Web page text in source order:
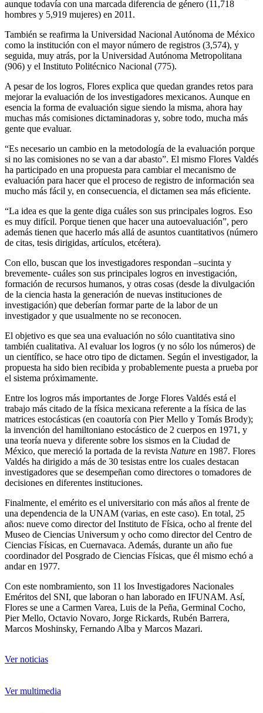
aunque todavía con una marcada diferencia de género (11,718
hombres y 5,919 mujeres) en 2011.
También se reafirma la Universidad Nacional Autónoma de México
como la institución con el mayor número de registros (3,574), y
seguida, muy atrás, por la Universidad Autónoma Metropolitana
(906) y el Instituto Politécnico Nacional (775).
A pesar de los logros, Flores explica que quedan grandes retos para
mejorar la evaluación de los investigadores mexicanos. Aunque en
esencia la forma de evaluación sigue siendo la misma, ahora hay
muchas más comisiones dictaminadoras y, sobre todo, mucha más
gente que evaluar.
“Es necesario un cambio en la metodología de la evaluación porque
si no las comisiones no se van a dar abasto”. El mismo Flores Valdés
ha participado en una propuesta para cambiar el mecanismo de
evaluación para hacer que el proceso de registro de información sea
mucho más fácil y, en consecuencia, el dictamen sea más eficiente.
“La idea es que la gente diga cuáles son sus principales logros. Eso
es muy difícil. Porque tienen que hacer una autoevaluación”, pero
además tienen que hacerlo más allá de asuntos cuantitativos (número
de citas, tesis dirigidas, artículos, etcétera).
Con ello, buscan que los investigadores respondan –sucinta y
brevemente- cuáles son sus principales logros en investigación,
formación de recursos humanos, y otras cosas (desde la divulgación
de la ciencia hasta la generación de nuevas instituciones de
investigación) que deberían formar parte de la labor de un
investigador y que usualmente no se reconocen.
El objetivo es que sea una evaluación no sólo cuantitativa sino
también cualitativa. Al evaluar los logros (y no sólo los números) de
un científico, se hace otro tipo de dictamen. Según el investigador, la
propuesta ha sido bien recibida y probablemente puesta a prueba por
el sistema próximamente.
Entre los logros más importantes de Jorge Flores Valdés está el
trabajo más citado de la física mexicana referente a la física de las
matrices estocásticas (en coautoría con Pier Mello y Tomás Brody);
la invención del hamiltoniano estocástico de 2 cuerpos en 1971, y
una teoría nueva y diferente sobre los sismos en la Ciudad de
México, que mereció la portada de la revista Nature en 1987. Flores
Valdés ha dirigido a más de 30 tesistas entre los cuales destacan
investigadores que se desempeñan como directores o tomadores de
decisiones en diferentes instituciones.
Finalmente, el emérito es el universitario con más años al frente de
una dependencia de la UNAM (varias, en este caso). En total, 25
años: nueve como director del Instituto de Física, ocho al frente del
Museo de Ciencias Universum y ocho como director del Centro de
Ciencias Físicas, en Cuernavaca. Además, durante un año fue
coordinador del Posgrado de Ciencias Físicas, que él mismo echó a
andar en 1977.
Con este nombramiento, son 11 los Investigadores Nacionales
Eméritos del SNI, que laboran o han laborado en IFUNAM. Así,
Flores se une a Carmen Varea, Luis de la Peña, Germinal Cocho,
Pier Mello, Octavio Novaro, Jorge Rickards, Rubén Barrera,
Marcos Moshinsky, Fernando Alba y Marcos Mazari.
Ver noticias
Ver multimedia